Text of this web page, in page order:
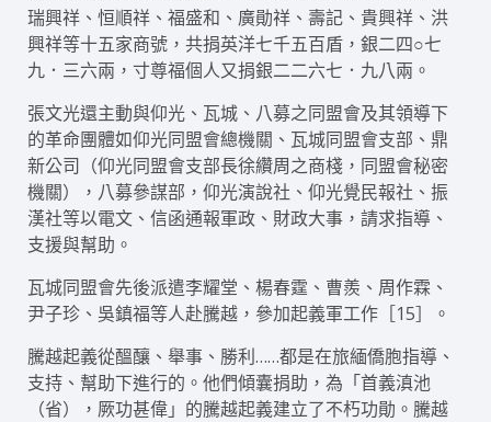
瑞興祥、恒順祥、福盛和、廣勛祥、壽記、貴興祥、洪
興祥等十五家商號，共捐英洋七千五百盾，銀二四○七
九．三六兩，寸尊福個人又捐銀二二六七．九八兩。
張文光還主動與仰光、瓦城、八募之同盟會及其領導下
的革命團體如仰光同盟會總機關、瓦城同盟會支部、鼎
新公司（仰光同盟會支部長徐纘周之商棧，同盟會秘密
機關），八募參謀部，仰光演說社、仰光覺民報社、振
漢社等以電文、信函通報軍政、財政大事，請求指導、
支援與幫助。
瓦城同盟會先後派遣李耀堂、楊春霆、曹羨、周作霖、
尹子珍、吳鎮福等人赴騰越，參加起義軍工作［15］。
騰越起義從醞釀、舉事、勝利……都是在旅緬僑胞指導、
支持、幫助下進行的。他們傾囊捐助，為「首義滇池
（省），厥功甚偉」的騰越起義建立了不朽功勛。騰越